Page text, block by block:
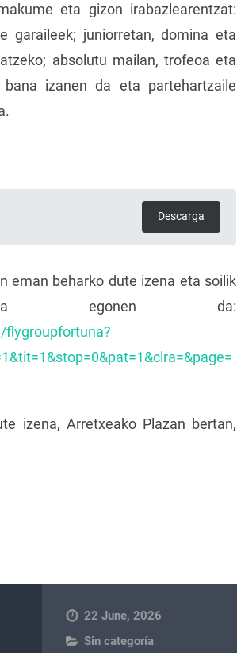
eta gizon irabazlearentzat:
garaileek; juniorretan, domina eta
absolutu mailan, trofeoa eta
izanen da eta partehartzaile
Descarga
eman beharko dute izena eta soilik
egonen da:
izena, Arretxeako Plazan bertan,
22 June, 2026
Sin categoría